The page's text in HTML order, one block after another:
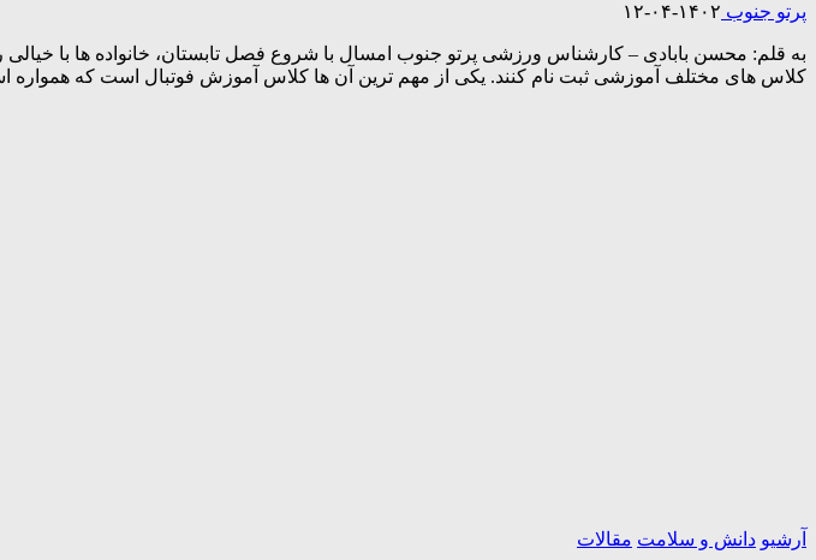
پرتو جنوب ۱۴۰۲-۰۴-۱۲
به قلم: محسن بابادی – کارشناس ورزشی پرتو جنوب امسال با شروع فصل تابستان، خانواده ها با
کلاس های مختلف آموزشی ثبت نام کنند. یکی از مهم ترین آن ها کلاس آموزش فوتبال است که همواره
آرشیو دانش و سلامت مقالات